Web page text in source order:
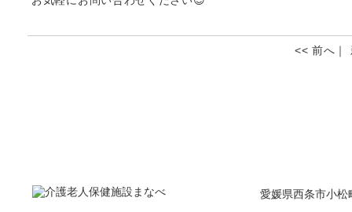
<< 前へ ｜
愛媛県西条市小